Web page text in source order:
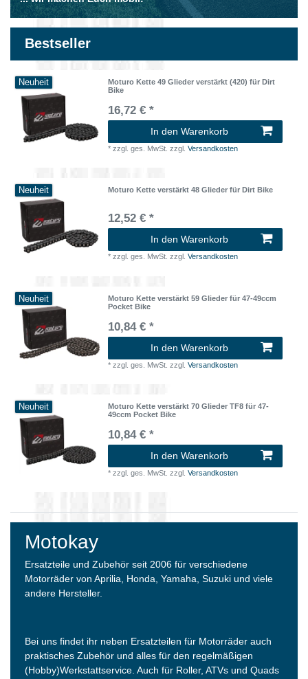
Bestseller
Neuheit
Moturo Kette 49 Glieder verstärkt (420) für Dirt
Bike
16,72 € *
In den Warenkorb
*zzgl. ges. MwSt. zzgl.Versandkosten
Neuheit Moturo Kette verstärkt 48 Glieder für Dirt Bike
12,52 € *
In den Warenkorb
*zzgl. ges. MwSt. zzgl.Versandkosten
Neuheit
Moturo Kette verstärkt 59 Glieder für 47-49ccm
Pocket Bike
10,84 € *
In den Warenkorb
*zzgl. ges. MwSt. zzgl.Versandkosten
Neuheit
Moturo Kette verstärkt 70 Glieder TF8 für 47-
49ccm Pocket Bike
10,84 € *
In den Warenkorb
*zzgl. ges. MwSt. zzgl.Versandkosten
Motokay
Ersatzteile und Zubehör seit 2006 für verschiedene
Motorräder von Aprilia, Honda, Yamaha, Suzuki und viele
andere Hersteller.
Bei uns findet ihr neben Ersatzteilen für Motorräder auch
praktisches Zubehör und alles für den regelmäßigen
(Hobby)Werkstattservice. Auch für Roller, ATVs und Quads